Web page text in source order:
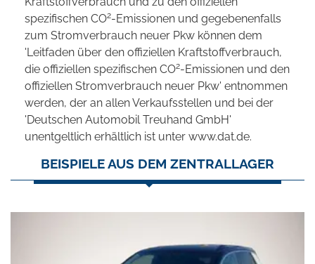
spezifischen CO2-Emissionen und gegebenenfalls
zum Stromverbrauch neuer Pkw können dem
'Leitfaden über den offiziellen Kraftstoffverbrauch,
die offiziellen spezifischen CO2-Emissionen und den
offiziellen Stromverbrauch neuer Pkw' entnommen
werden, der an allen Verkaufsstellen und bei der
'Deutschen Automobil Treuhand GmbH'
unentgeltlich erhältlich ist unter www.dat.de.
BEISPIELE AUS DEM ZENTRALLAGER